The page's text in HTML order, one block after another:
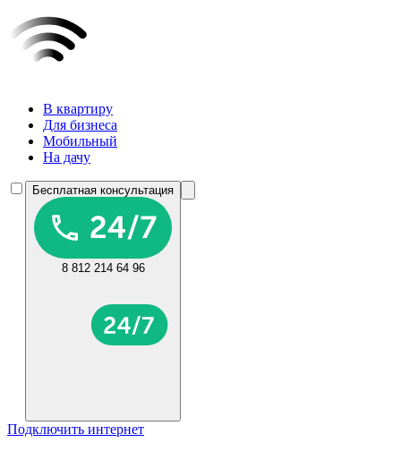
В квартиру
Для бизнеса
Мобильный
На дачу
Бесплатная консультация
8 812 214 64 96
Подключить интернет